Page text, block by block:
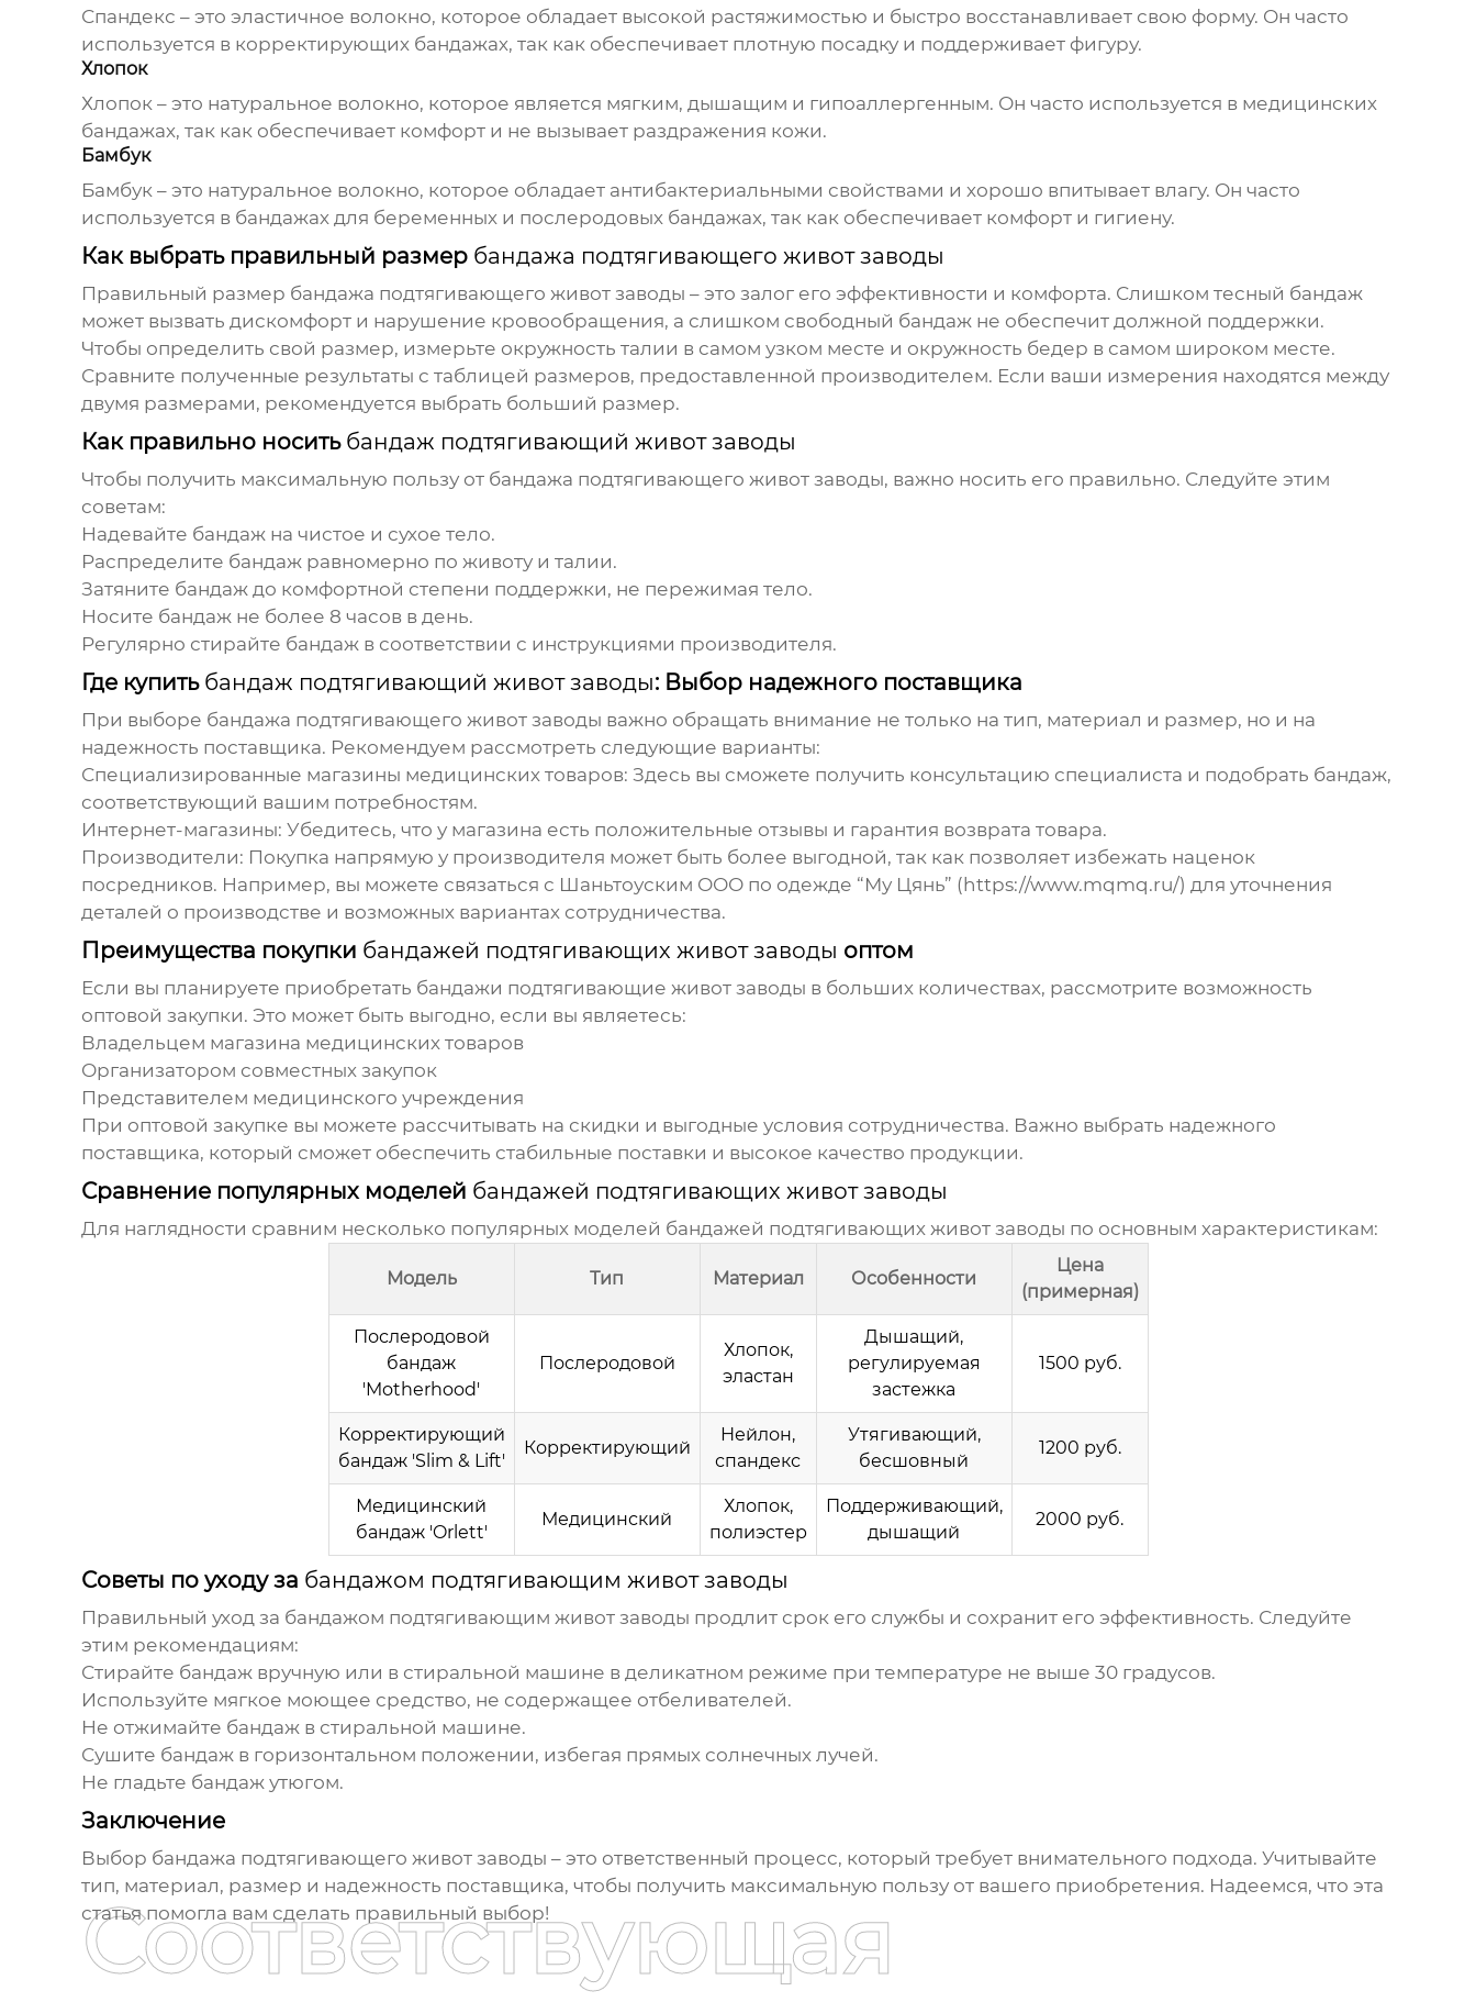
Спандекс – это эластичное волокно, которое обладает высокой растяжимостью и быстро восстанавливает свою форму. Он часто
используется в корректирующих бандажах, так как обеспечивает плотную посадку и поддерживает фигуру.
Хлопок
Хлопок – это натуральное волокно, которое является мягким, дышащим и гипоаллергенным. Он часто используется в медицинских
бандажах, так как обеспечивает комфорт и не вызывает раздражения кожи.
Бамбук
Бамбук – это натуральное волокно, которое обладает антибактериальными свойствами и хорошо впитывает влагу. Он часто
используется в бандажах для беременных и послеродовых бандажах, так как обеспечивает комфорт и гигиену.
Как выбрать правильный размер бандажа подтягивающего живот заводы
Правильный размер бандажа подтягивающего живот заводы – это залог его эффективности и комфорта. Слишком тесный бандаж
может вызвать дискомфорт и нарушение кровообращения, а слишком свободный бандаж не обеспечит должной поддержки.
Чтобы определить свой размер, измерьте окружность талии в самом узком месте и окружность бедер в самом широком месте.
Сравните полученные результаты с таблицей размеров, предоставленной производителем. Если ваши измерения находятся между
двумя размерами, рекомендуется выбрать больший размер.
Как правильно носить бандаж подтягивающий живот заводы
Чтобы получить максимальную пользу от бандажа подтягивающего живот заводы, важно носить его правильно. Следуйте этим
советам:
Надевайте бандаж на чистое и сухое тело.
Распределите бандаж равномерно по животу и талии.
Затяните бандаж до комфортной степени поддержки, не пережимая тело.
Носите бандаж не более 8 часов в день.
Регулярно стирайте бандаж в соответствии с инструкциями производителя.
Где купить бандаж подтягивающий живот заводы: Выбор надежного поставщика
При выборе бандажа подтягивающего живот заводы важно обращать внимание не только на тип, материал и размер, но и на
надежность поставщика. Рекомендуем рассмотреть следующие варианты:
Специализированные магазины медицинских товаров: Здесь вы сможете получить консультацию специалиста и подобрать бандаж,
соответствующий вашим потребностям.
Интернет-магазины: Убедитесь, что у магазина есть положительные отзывы и гарантия возврата товара.
Производители: Покупка напрямую у производителя может быть более выгодной, так как позволяет избежать наценок
посредников. Например, вы можете связаться с Шаньтоуским ООО по одежде “Му Цянь” ( https://www.mqmq.ru/) для уточнения
деталей о производстве и возможных вариантах сотрудничества.
Преимущества покупки бандажей подтягивающих живот заводы оптом
Если вы планируете приобретать бандажи подтягивающие живот заводы в больших количествах, рассмотрите возможность
оптовой закупки. Это может быть выгодно, если вы являетесь:
Владельцем магазина медицинских товаров
Организатором совместных закупок
Представителем медицинского учреждения
При оптовой закупке вы можете рассчитывать на скидки и выгодные условия сотрудничества. Важно выбрать надежного
поставщика, который сможет обеспечить стабильные поставки и высокое качество продукции.
Сравнение популярных моделей бандажей подтягивающих живот заводы
Для наглядности сравним несколько популярных моделей бандажей подтягивающих живот заводы по основным характеристикам:
Модель Тип Материал Особенности
Цена
(примерная)
Послеродовой
бандаж
'Motherhood'
Послеродовой
Хлопок,
эластан
Дышащий,
регулируемая
застежка
1500 руб.
Корректирующий
бандаж 'Slim & Lift'
Корректирующий
Нейлон,
спандекс
Утягивающий,
бесшовный
1200 руб.
Медицинский
бандаж 'Orlett'
Медицинский
Хлопок,
полиэстер
Поддерживающий,
дышащий
2000 руб.
Советы по уходу за бандажом подтягивающим живот заводы
Правильный уход за бандажом подтягивающим живот заводы продлит срок его службы и сохранит его эффективность. Следуйте
этим рекомендациям:
Стирайте бандаж вручную или в стиральной машине в деликатном режиме при температуре не выше 30 градусов.
Используйте мягкое моющее средство, не содержащее отбеливателей.
Не отжимайте бандаж в стиральной машине.
Сушите бандаж в горизонтальном положении, избегая прямых солнечных лучей.
Не гладьте бандаж утюгом.
Заключение
Выбор бандажа подтягивающего живот заводы – это ответственный процесс, который требует внимательного подхода. Учитывайте
тип, материал, размер и надежность поставщика, чтобы получить максимальную пользу от вашего приобретения. Надеемся, что эта
статья помогла вам сделать правильный выбор!
Соответствующая